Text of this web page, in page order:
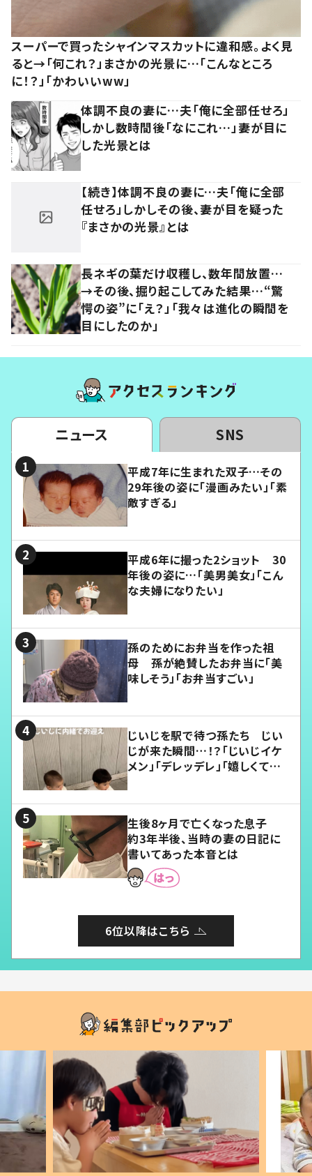
スーパーで買ったシャインマスカットに違和感。よく見
ると→「何これ？」まさかの光景に…「こんなところ
に！？」「かわいいww」
体調不良の妻に…夫「俺に全部任せろ」
しかし数時間後「なにこれ…」妻が目に
した光景とは
【続き】体調不良の妻に…夫「俺に全部
任せろ」しかしその後、妻が目を疑った
『まさかの光景』とは
長ネギの葉だけ収穫し、数年間放置…
→その後、掘り起こしてみた結果…“驚
愕の姿”に「え？」「我々は進化の瞬間を
目にしたのか」
ニュース SNS
平成7年に生まれた双子…その
29年後の姿に「漫画みたい」「素
敵すぎる」
平成6年に撮った2ショット 30
年後の姿に…「美男美女」「こん
な夫婦になりたい」
孫のためにお弁当を作った祖
母 孫が絶賛したお弁当に「美
味しそう」「お弁当すごい」
じいじを駅で待つ孫たち じい
じが来た瞬間…！？「じいじイケ
メン」「デレッデレ」「嬉しくて可
生後8ヶ月で亡くなった息子
約3年半後、当時の妻の日記に
書いてあった本音とは
6位以降はこちら